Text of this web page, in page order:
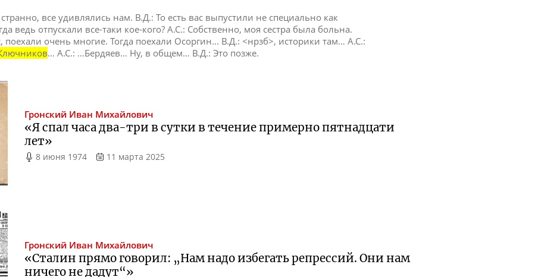
все удивлялись нам. В.Д.: То есть вас выпустили не специально как
ведь отпускали все-таки кое-кого? А.С.: Собственно, моя сестра была больна.
поехали очень многие. Тогда поехали Осоргин... В.Д.: <нрзб>, историки там… А.С.:
… А.С.: …Бердяев… Ну, в общем… В.Д.: Это позже.
Гронский Иван Михайлович
«Я спал часадва-три в сутки в течение примерно пятнадцати
лет»
8 июня 1974 11 марта 2025
Гронский Иван Михайлович
«Сталин прямо говорил: „Нам надо избегать репрессий. Они нам
ничего не дадут“»